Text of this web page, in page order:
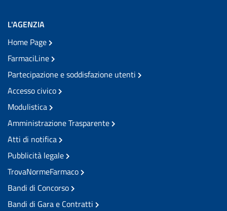
L'AGENZIA
Home Page
FarmaciLine
Partecipazione e soddisfazione utenti
Accesso civico
Modulistica
Amministrazione Trasparente
Atti di notifica
Pubblicità legale
TrovaNormeFarmaco
Bandi di Concorso
Bandi di Gara e Contratti